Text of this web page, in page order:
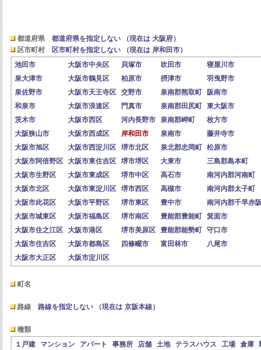
都道府県
都道府県を指定しない （現在は 大阪府）
区市町村
区市町村を指定しない （現在は 岸和田市）
池田市
大阪市中央区 貝塚市 吹田市
寝屋川市
泉大津市
大阪市鶴見区 柏原市 摂津市
羽曳野市
泉佐野市
大阪市天王寺区 交野市 泉南郡熊取町
阪南市
和泉市
大阪市浪速区 門真市 泉南郡田尻町
東大阪市
茨木市
大阪市西区 河内長野市 泉南郡岬町
枚方市
大阪狭山市
大阪市西成区 岸和田市 泉南市
藤井寺市
大阪市旭区
大阪市西淀川区 堺市北区 泉北郡忠岡町
松原市
大阪市阿倍野区
大阪市東住吉区 堺市堺区 大東市
三島郡島本町
大阪市生野区
大阪市東成区 堺市中区 高石市
南河内郡河南町
大阪市北区
大阪市東淀川区 堺市西区 高槻市
南河内郡太子町
大阪市此花区
大阪市平野区 堺市東区 豊中市
南河内郡千早赤
大阪市城東区
大阪市福島区 堺市南区 豊能郡豊能町
箕面市
大阪市住之江区
大阪市港区 堺市美原区 豊能郡能勢町
守口市
大阪市住吉区
大阪市都島区 四條畷市 富田林市
八尾市
大阪市大正区
大阪市淀川区
町名
路線 路線を指定しない （現在は 京阪本線）
種類
１戸建
マンション アパート 事務所 店舗 土地 テラスハウス 工場 倉庫